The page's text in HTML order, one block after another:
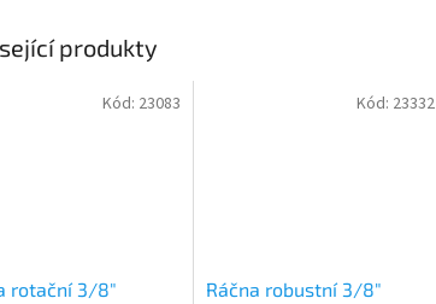
produkty
rotační 3/8"
Kód: 23083
Ráčna robustní 3/8"
Kód: 23332